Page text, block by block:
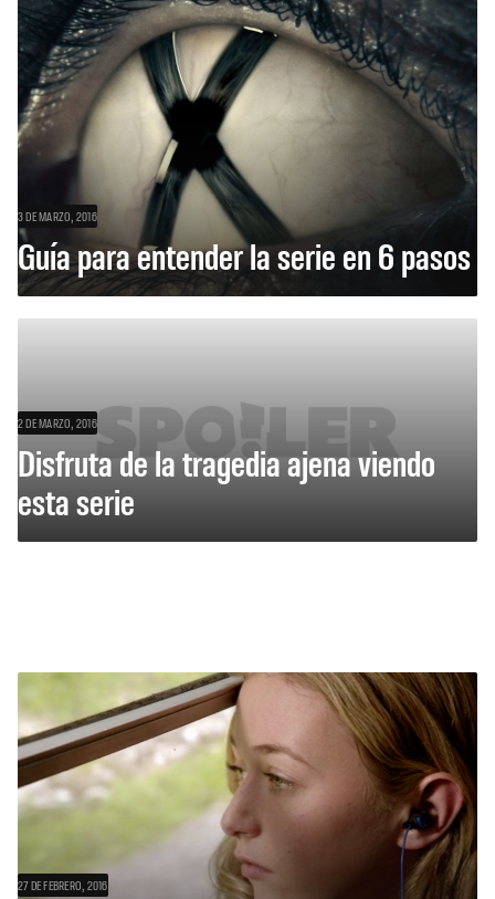
3 DE MARZO, 2016
Guía para entender la serie en 6 pasos
2 DE MARZO, 2016
Disfruta de la tragedia ajena viendo
esta serie
27 DE FEBRERO, 2016